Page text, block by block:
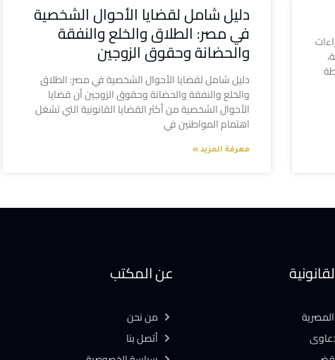
دليل شامل لقضايا الأحوال الشخصية
في مصر: الطلاق والخلع والنفقة
والحضانة وحقوق الزوجين
دليل شامل لقضايا الأحوال الشخصية في مصر: الطلاق
والخلع والنفقة والحضانة وحقوق الزوجين أن قضايا
الأحوال الشخصية من أكثر القضايا القانونية التي تشغل
اهتمام المواطنين في
معرفة المزيد »
عن المكتب
من نحن
أتصل بنا